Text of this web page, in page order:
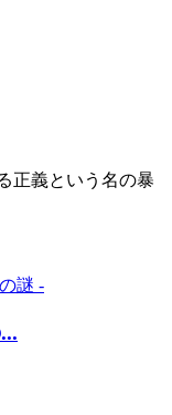
正義という名の暴